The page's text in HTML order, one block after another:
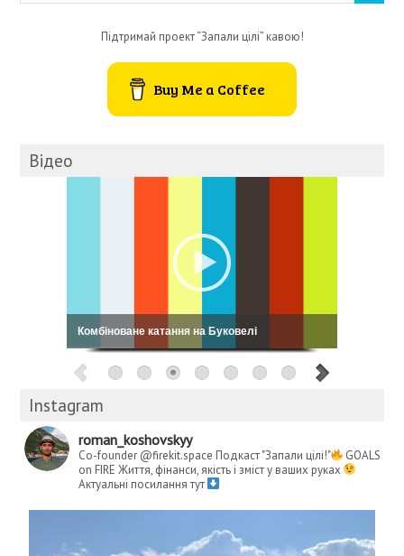
Підтримай проект “Запали цілі” кавою!
Buy Me a Coffee
Відео
Кошовський: My Way
Instagram
roman_koshovskyy
Co-founder @firekit.space Подкаст "Запали цілі!"
GOALS
on FIRE Життя, фінанси, якість і зміст у ваших руках
Актуальні посилання тут